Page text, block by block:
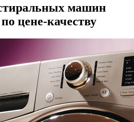
машин
цене-качеству